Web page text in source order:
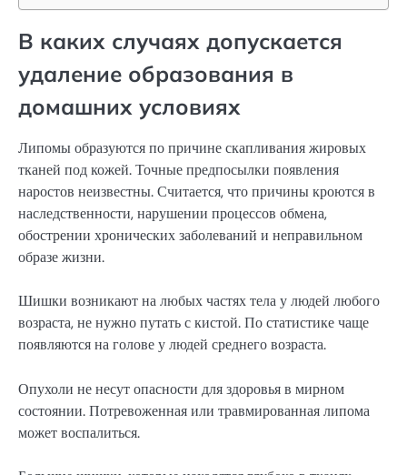
В каких случаях допускается
удаление образования в
домашних условиях
Липомы образуются по причине скапливания жировых
тканей под кожей. Точные предпосылки появления
наростов неизвестны. Считается, что причины кроются в
наследственности, нарушении процессов обмена,
обострении хронических заболеваний и неправильном
образе жизни.
Шишки возникают на любых частях тела у людей любого
возраста, не нужно путать с кистой. По статистике чаще
появляются на голове у людей среднего возраста.
Опухоли не несут опасности для здоровья в мирном
состоянии. Потревоженная или травмированная липома
может воспалиться.